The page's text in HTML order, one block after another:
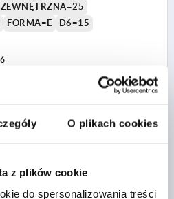
O plikach cookies
z plików cookie
do spersonalizowania treści
FORMA=E
D6=15